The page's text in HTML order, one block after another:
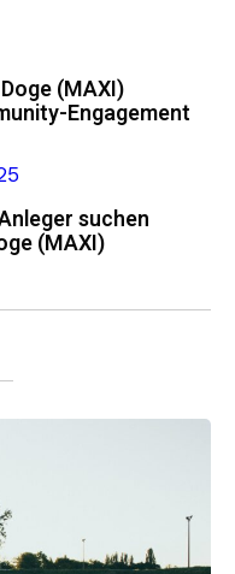
(MAXI)
Engagement
suchen
(MAXI)